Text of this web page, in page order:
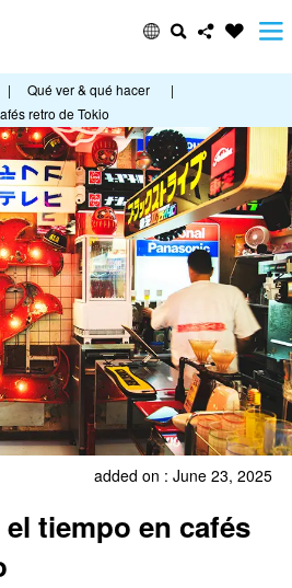
| Qué ver & qué hacer
|
retro de Tokio
added on : June 23, 2025
tiempo en cafés